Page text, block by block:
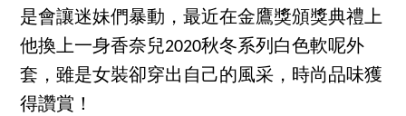
是會讓迷妹們暴動，最近在金鷹獎頒獎典禮上
他換上一身香奈兒2020秋冬系列白色軟呢外
套，雖是女裝卻穿出自己的風采，時尚品味獲
得讚賞！